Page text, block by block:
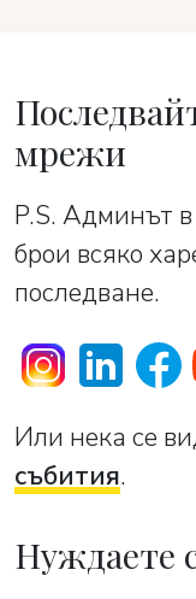
мрежи
P.S. Админът
брои всяко
последване.
Или нека се
събития.
Нуждаете